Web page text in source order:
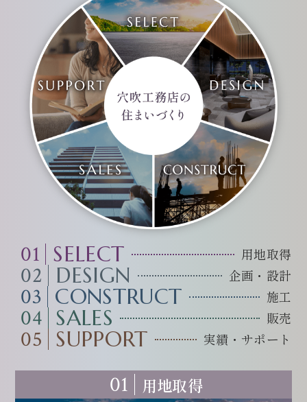
01 SELECT 用地取得
02 DESIGN 企画・設計
03 CONSTRUCT 施工
04 SALES 販売
05 SUPPORT 実績・サポート
01 用地取得